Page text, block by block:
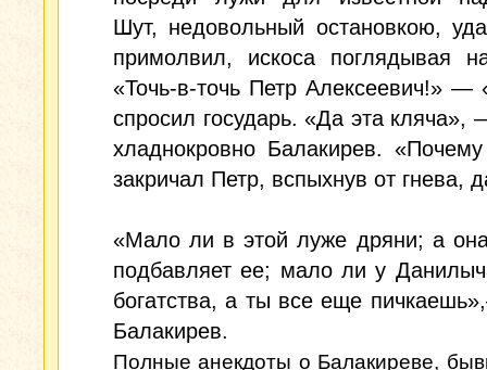
Шут, недовольный остановкою,
примолвил, искоса поглядывая
«Точь-в-точь Петр Алексеевич!»
спросил государь. «Да эта кляча»,
хладнокровно Балакирев.
закричал Петр, вспыхнув от гнева,
«Мало ли в этой луже дряни; а
подбавляет ее; мало ли у
богатства, а ты все еще
Балакирев.
Полные анекдоты о Балакиреве,